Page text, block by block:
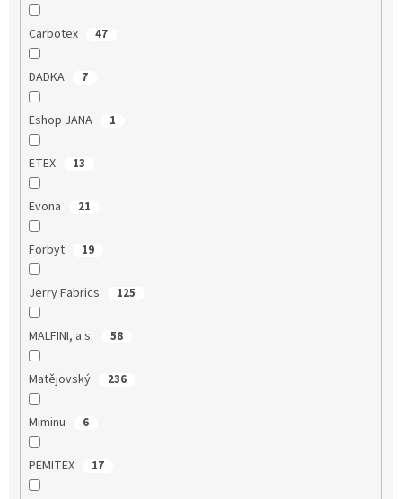
Carbotex 47
DADKA 7
Eshop JANA 1
ETEX 13
Evona 21
Forbyt 19
Jerry Fabrics 125
MALFINI, a.s. 58
Matějovský 236
Miminu 6
PEMITEX 17